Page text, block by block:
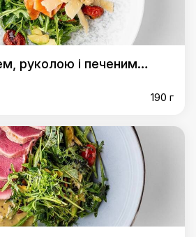
руколою і печеним
190 г